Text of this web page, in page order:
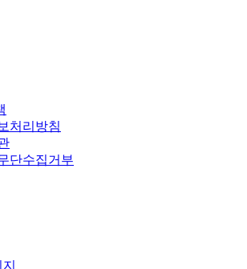
처리방침
단수집거부